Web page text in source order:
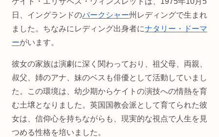
日、イングランドのバークシャー州レディングで生まれ
ました。ちなみにレディング出身者にナタリー・ドーマ
ーがいます。
彼女の家族は演劇に深く関わっており、祖父母、両親、
叔父、姉のアナ、妹のベスも俳優として活動していまし
た。この環境は、幼少期からケイトの演技への情熱を育
む土壌となりました。英国国教会派として育てられた彼
女は、信仰心を持ちながらも、現実的な視点で人生を見
つめる性格を培いました。